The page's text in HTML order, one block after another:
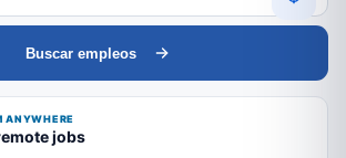
Buscar empleos
ANYWHERE
jobs